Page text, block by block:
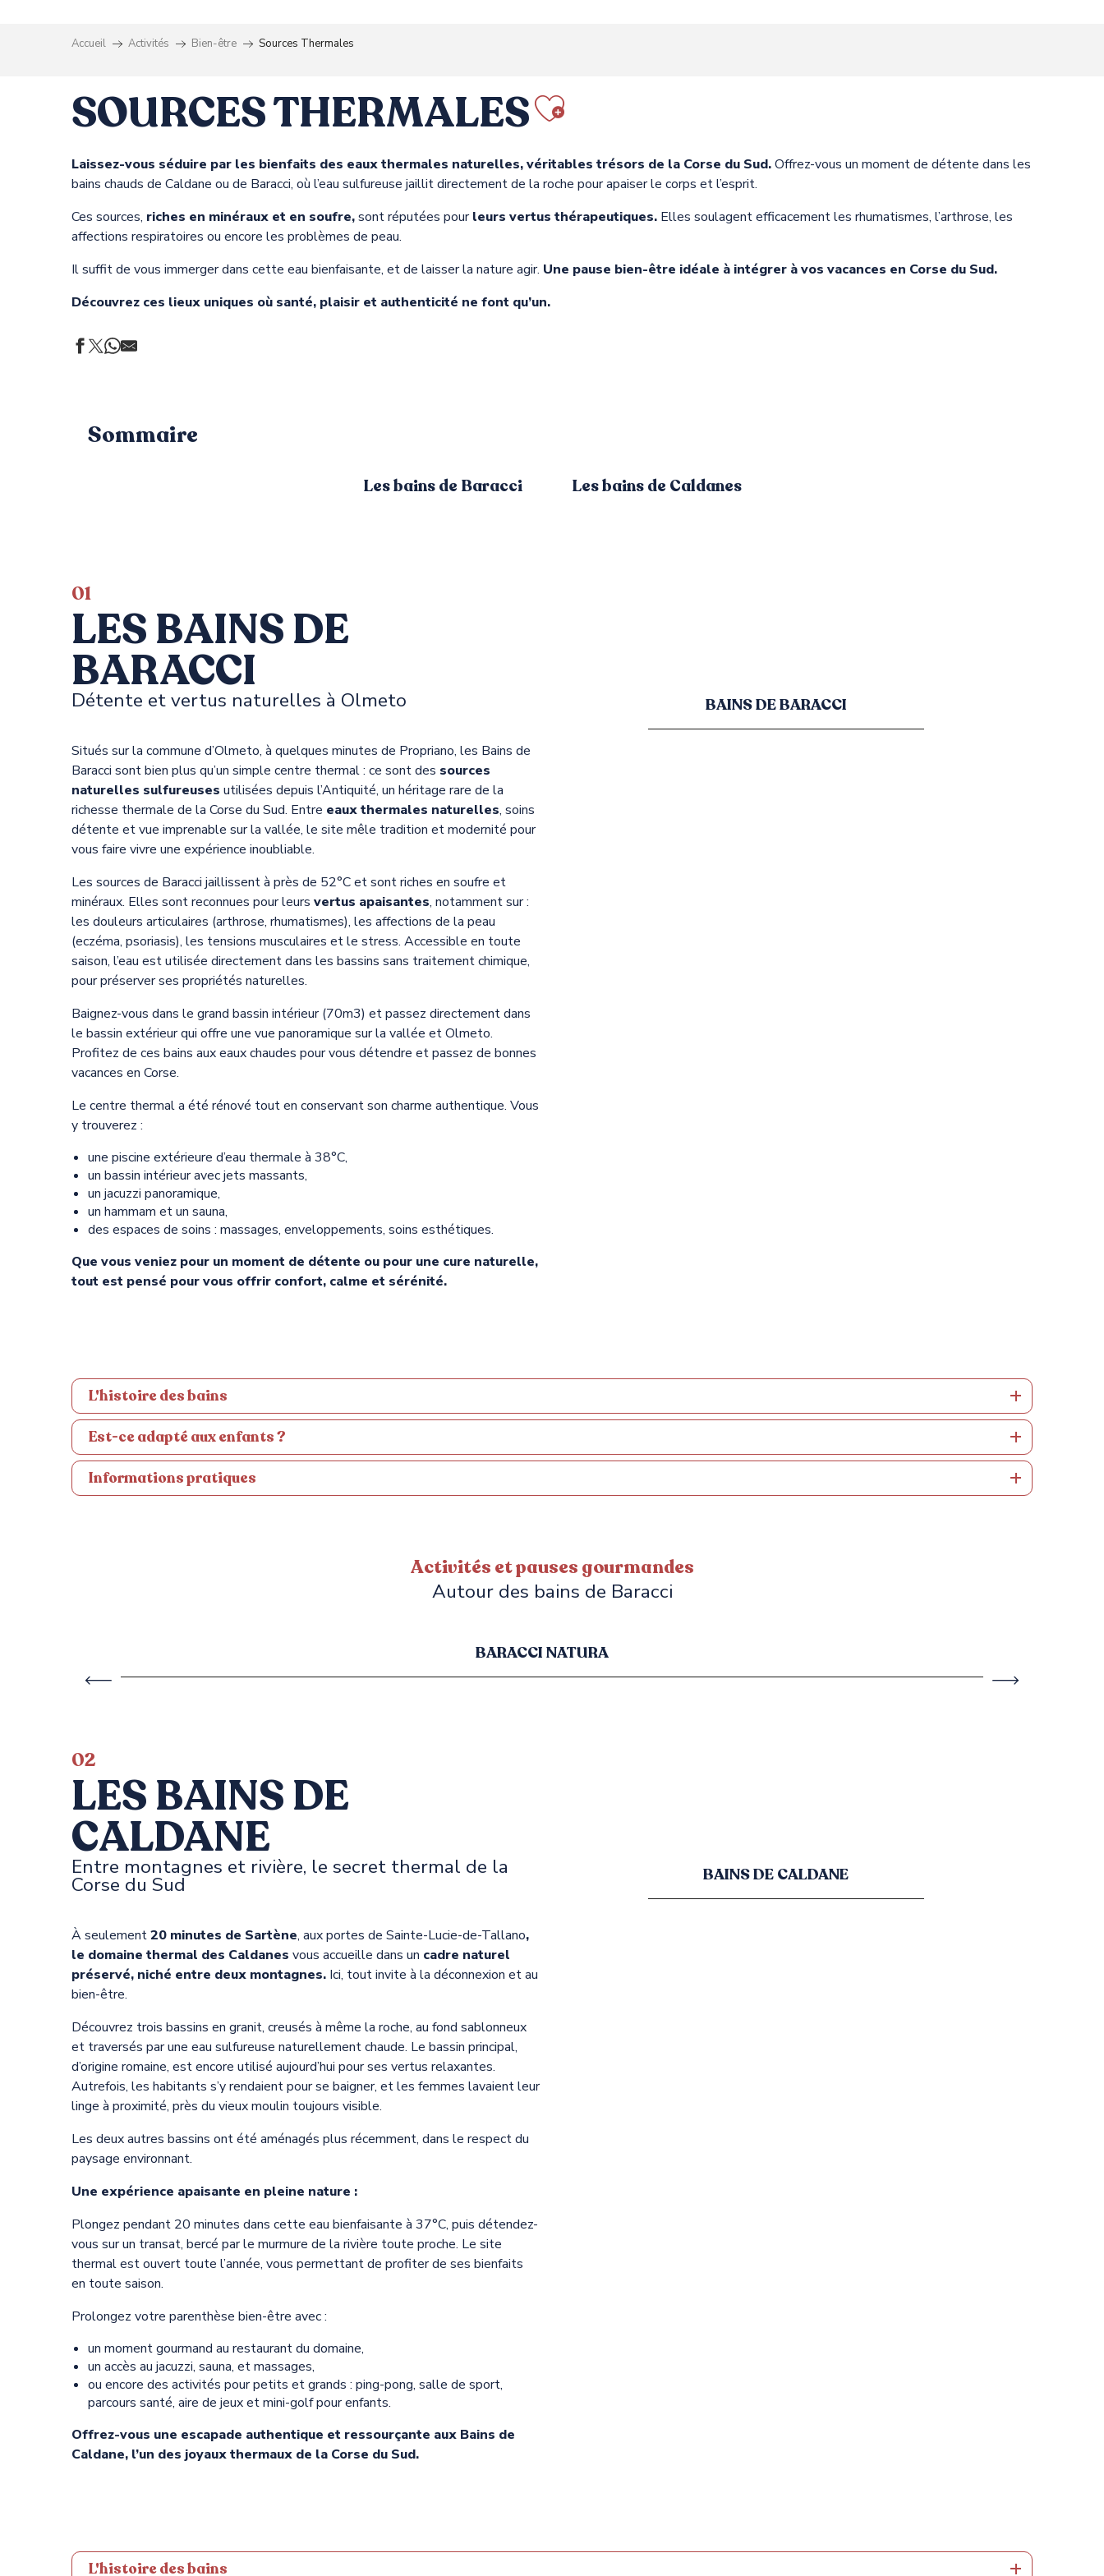
Accueil Activités Bien-être Sources Thermales
SOURCES THERMALES Ajouter aux favoris
Laissez-vous séduire par les bienfaits des eaux thermales naturelles, véritables trésors de la Corse du Sud.Offrez-vous un moment de détente dans les
bains chauds de Caldane ou de Baracci, où l’eau sulfureuse jaillit directement de la roche pour apaiser le corps et l’esprit.
Ces sources, riches en minéraux et en soufre,sont réputées pourleurs vertus thérapeutiques. Elles soulagent efficacement les rhumatismes, l’arthrose, les
affections respiratoires ou encore les problèmes de peau.
Il suffit de vous immerger dans cette eau bienfaisante, et de laisser la nature agir. Une pause bien-être idéale à intégrer à vos vacances en Corse du Sud.
Découvrez ces lieux uniques où santé, plaisir et authenticité ne font qu’un.
Sommaire
Les bains de Baracci Les bains de Caldanes
01
LES BAINS DE
BARACCI
Détente et vertus naturelles à Olmeto
Situés sur la commune d’Olmeto, à quelques minutes de Propriano, les Bains de
Baracci sont bien plus qu’un simple centre thermal : ce sont des sources
naturelles sulfureuses utilisées depuis l’Antiquité, un héritage rare de la
richesse thermale de la Corse du Sud. Entre eaux thermales naturelles, soins
détente et vue imprenable sur la vallée, le site mêle tradition et modernité pour
vous faire vivre une expérience inoubliable.
Les sources de Baracci jaillissent à près de 52°C et sont riches en soufre et
minéraux. Elles sont reconnues pour leurs vertus apaisantes, notamment sur :
les douleurs articulaires (arthrose, rhumatismes), les affections de la peau
(eczéma, psoriasis), les tensions musculaires et le stress. Accessible en toute
saison, l’eau est utilisée directement dans les bassins sans traitement chimique,
pour préserver ses propriétés naturelles.
Baignez-vous dans le grand bassin intérieur (70m3) et passez directement dans
le bassin extérieur qui offre une vue panoramique sur la vallée et Olmeto.
Profitez de ces bains aux eaux chaudes pour vous détendre et passez de bonnes
vacances en Corse.
Le centre thermal a été rénové tout en conservant son charme authentique. Vous
y trouverez :
une piscine extérieure d’eau thermale à 38°C,
un bassin intérieur avec jets massants,
un jacuzzi panoramique,
un hammam et un sauna,
des espaces de soins : massages, enveloppements, soins esthétiques.
Que vous veniez pour un moment de détente ou pour une cure naturelle,
tout est pensé pour vous offrir confort, calme et sérénité.
BAINS DE BARACCI
L'histoire des bains
Est-ce adapté aux enfants ?
Informations pratiques
Activités et pauses gourmandes
Autour des bains de Baracci
BARACCI NATURA
02
LES BAINS DE
CALDANE
Entre montagnes et rivière, le secret thermal de la
Corse du Sud
À seulement20 minutes de Sartène, aux portes de Sainte-Lucie-de-Tallano,
le domaine thermal des Caldanes vous accueille dans un cadre naturel
préservé, niché entre deux montagnes. Ici, tout invite à la déconnexion et au
bien-être.
Découvrez trois bassins en granit, creusés à même la roche, au fond sablonneux
et traversés par une eau sulfureuse naturellement chaude. Le bassin principal,
d’origine romaine, est encore utilisé aujourd’hui pour ses vertus relaxantes.
Autrefois, les habitants s’y rendaient pour se baigner, et les femmes lavaient leur
linge à proximité, près du vieux moulin toujours visible.
Les deux autres bassins ont été aménagés plus récemment, dans le respect du
paysage environnant.
Une expérience apaisante en pleine nature :
Plongez pendant 20 minutes dans cette eau bienfaisante à 37°C, puis détendez-
vous sur un transat, bercé par le murmure de la rivière toute proche. Le site
thermal est ouvert toute l’année, vous permettant de profiter de ses bienfaits
en toute saison.
Prolongez votre parenthèse bien-être avec :
un moment gourmand au restaurant du domaine,
un accès au jacuzzi, sauna, et massages,
ou encore des activités pour petits et grands : ping-pong, salle de sport,
parcours santé, aire de jeux et mini-golf pour enfants.
Offrez-vous une escapade authentique et ressourçante aux Bains de
Caldane, l’un des joyaux thermaux de la Corse du Sud.
BAINS DE CALDANE
L'histoire des bains